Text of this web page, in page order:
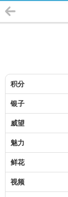
积分
银子
威望
魅力
鲜花
视频